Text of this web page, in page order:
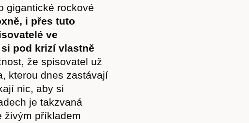
gigantické rockové
i přes tuto
ve
pod krizí vlastně
že spisovatel už
kterou dnes zastávají
nic, aby si
je takzvaná
živým příkladem